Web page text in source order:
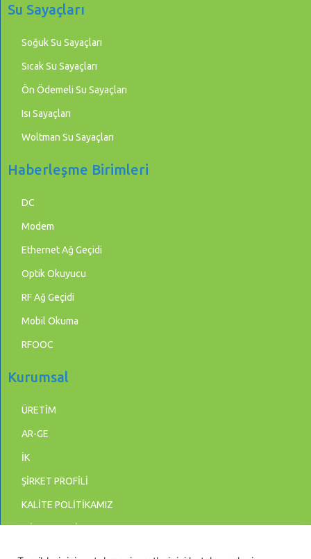
Su Sayaçları
Soğuk Su Sayaçları
Sıcak Su Sayaçları
Ön Ödemeli Su Sayaçları
Isı Sayaçları
Woltman Su Sayaçları
Haberleşme Birimleri
DC
Modem
Ethernet Ağ Geçidi
Optik Okuyucu
RF Ağ Geçidi
Mobil Okuma
RFOOC
Kurumsal
ÜRETİM
AR-GE
İK
ŞİRKET PROFİLİ
KALİTE POLİTİKAMIZ
MİSYON & VİZYON